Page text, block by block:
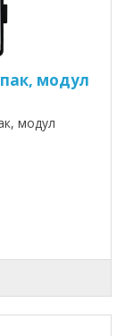
модул
модул